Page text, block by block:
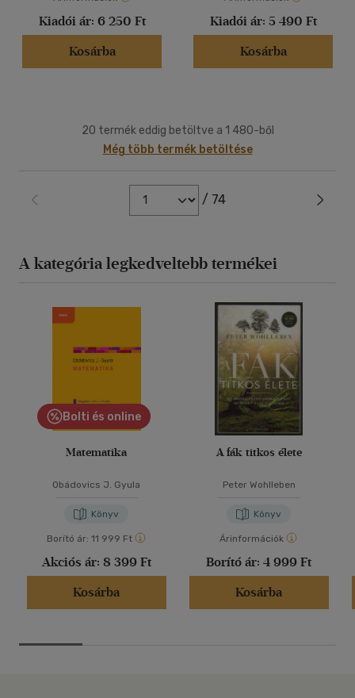
Kiadói ár: 6 250 Ft
Kosárba
Kiadói ár: 5 490 Ft
Kosárba
20 termék eddig betöltve a 1 480-ből
Még több termék betöltése
/ 74
A kategória legkedveltebb termékei
Bolti és online
Matematika
Obádovics J. Gyula
Könyv
Borító ár: 11 999 Ft
Akciós ár: 8 399 Ft
Kosárba
A fák titkos élete
Peter Wohlleben
Könyv
Árinformációk
Borító ár: 4 999 Ft
Kosárba